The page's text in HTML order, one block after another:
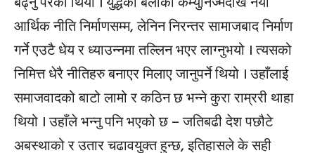
आर्थिक नीति निर्माणसम्म, लेनिन निरन्तर सामाजबाद निर्माण
गर्ने एउटै धेय र ध्याउन्नमा तल्लिन भएर लाग्नुभयो । त्यसको
निमित्त धेरै नीतिहरु बनाएर मिलाए जानुपर्ने थियो । उहाँलाई
समाजवादको बाटो लामो र कठिन छ भन्ने कुरा राम्ररी थाहा
थियो । उहाँले भन्नु पनि भएको छ – जतिबढी देश पछौटे
अबस्थाको र उतार चढावयुक्त हुन्छ, इतिहासले के सही